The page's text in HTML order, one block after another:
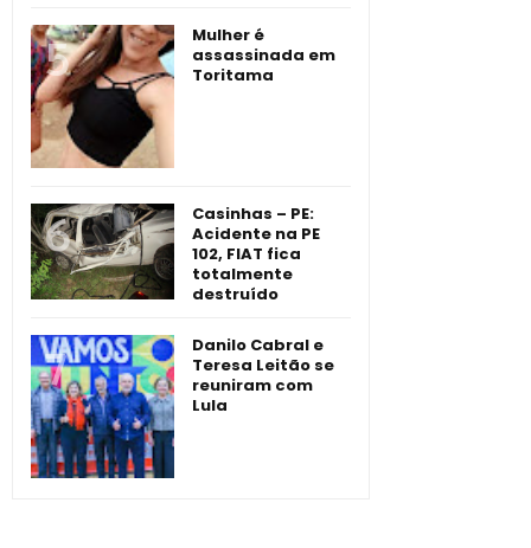
Mulher é
assassinada em
Toritama
Casinhas – PE:
Acidente na PE
102, FIAT fica
totalmente
destruído
Danilo Cabral e
Teresa Leitão se
reuniram com
Lula